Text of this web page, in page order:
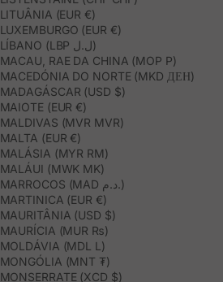
LITUÂNIA (EUR €)
LUXEMBURGO (EUR €)
LÍBANO (LBP ل.ل)
MACAU, RAE DA CHINA (MOP P)
MACEDÓNIA DO NORTE (MKD ДЕН)
MADAGÁSCAR (USD $)
MAIOTE (EUR €)
MALDIVAS (MVR MVR)
MALTA (EUR €)
MALÁSIA (MYR RM)
MALÁUI (MWK MK)
MARROCOS (MAD د.م.)
MARTINICA (EUR €)
MAURITÂNIA (USD $)
MAURÍCIA (MUR ₨)
MOLDÁVIA (MDL L)
MONGÓLIA (MNT ₮)
MONSERRATE (XCD $)